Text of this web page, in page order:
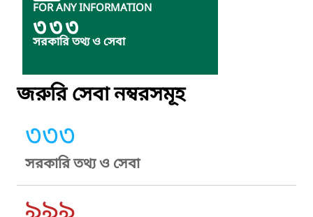
FOR ANY INFORMATION
৩৩৩
সরকারি তথ্য ও সেবা
জরুরি সেবা নম্বরসমূহ
৩৩৩
সরকারি তথ্য ও সেবা